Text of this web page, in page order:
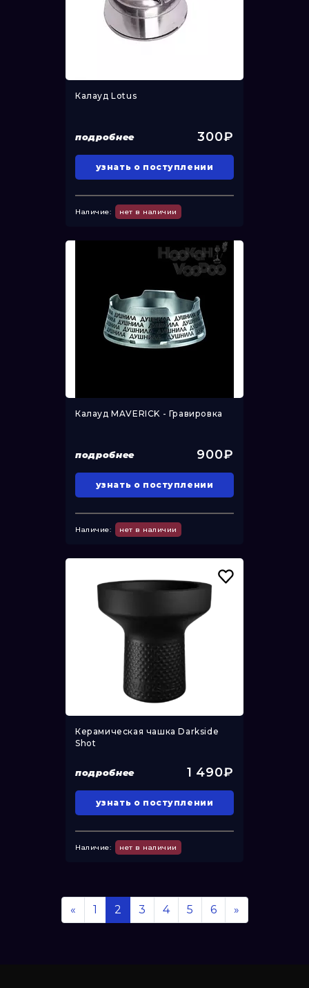
Калауд Lotus
подробнее 300₽
узнать о поступлении
Наличие: нет в наличии
Калауд MAVERICK - Гравировка
подробнее 900₽
узнать о поступлении
Наличие: нет в наличии
Керамическая чашка Darkside
Shot
подробнее 1 490₽
узнать о поступлении
Наличие: нет в наличии
« 1 2 3 4 5 6 »